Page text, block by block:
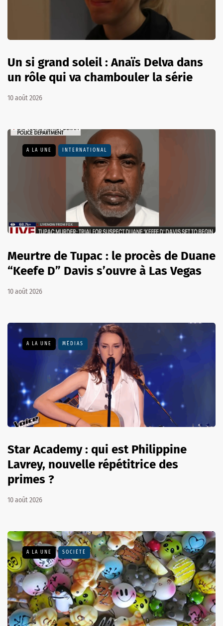
Un si grand soleil : Anaïs Delva dans
un rôle qui va chambouler la série
10 août 2026
A LA UNE INTERNATIONAL
Meurtre de Tupac : le procès de Duane
“Keefe D” Davis s’ouvre à Las Vegas
10 août 2026
A LA UNE MÉDIAS
Star Academy : qui est Philippine
Lavrey, nouvelle répétitrice des
primes ?
10 août 2026
A LA UNE SOCIÉTÉ